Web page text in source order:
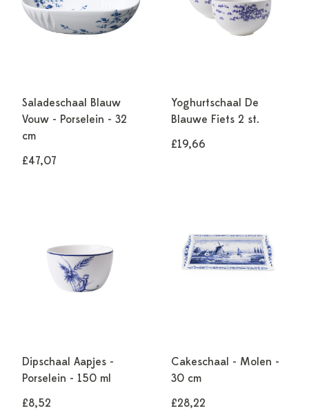
Saladeschaal Blauw
Vouw - Porselein - 32
cm
£47,07
Yoghurtschaal De
Blauwe Fiets 2 st.
£19,66
Dipschaal Aapjes -
Porselein - 150 ml
£8,52
Cakeschaal - Molen -
30 cm
£28,22